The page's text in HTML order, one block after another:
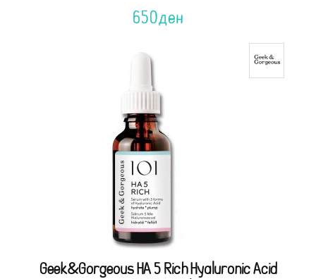
650ден
Geek&Gorgeous HA 5 Rich Hyaluronic Acid